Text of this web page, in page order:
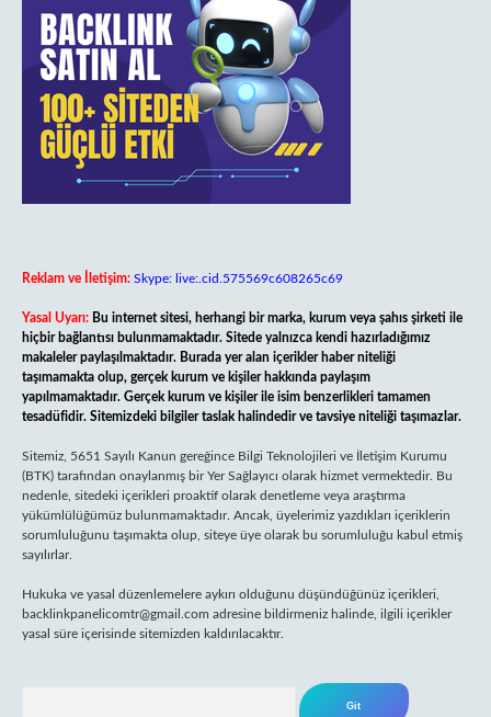
Reklam ve İletişim: Skype: live:.cid.575569c608265c69
Yasal Uyarı: Bu internet sitesi, herhangi bir marka, kurum veya şahıs şirketi ile
hiçbir bağlantısı bulunmamaktadır. Sitede yalnızca kendi hazırladığımız
makaleler paylaşılmaktadır. Burada yer alan içerikler haber niteliği
taşımamakta olup, gerçek kurum ve kişiler hakkında paylaşım
yapılmamaktadır. Gerçek kurum ve kişiler ile isim benzerlikleri tamamen
tesadüfidir. Sitemizdeki bilgiler taslak halindedir ve tavsiye niteliği taşımazlar.
Sitemiz, 5651 Sayılı Kanun gereğince Bilgi Teknolojileri ve İletişim Kurumu
(BTK) tarafından onaylanmış bir Yer Sağlayıcı olarak hizmet vermektedir. Bu
nedenle, sitedeki içerikleri proaktif olarak denetleme veya araştırma
yükümlülüğümüz bulunmamaktadır. Ancak, üyelerimiz yazdıkları içeriklerin
sorumluluğunu taşımakta olup, siteye üye olarak bu sorumluluğu kabul etmiş
sayılırlar.
Hukuka ve yasal düzenlemelere aykırı olduğunu düşündüğünüz içerikleri,
backlinkpanelicomtr@gmail.com adresine bildirmeniz halinde, ilgili içerikler
yasal süre içerisinde sitemizden kaldırılacaktır.